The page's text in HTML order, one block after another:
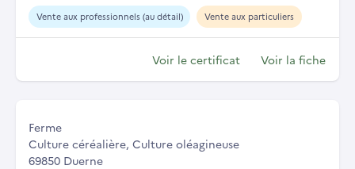
Vente aux professionnels (au détail) Vente aux particuliers
Voir le certificat Voir la fiche
Ferme
Culture céréalière, Culture oléagineuse
69850 Duerne